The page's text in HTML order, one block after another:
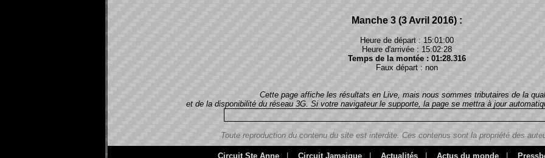
Manche 3 (3 Avril 2016) :
Heure de départ : 15:01:00
Heure d'arrivée : 15:02:28
Temps de la montée : 01:28.316
Faux départ : non
Cette page affiche les résultats en Live, mais nous sommes tributaires de la
et de la disponibilité du réseau 3G. Si votre navigateur le supporte, la page se mettra à jour
Toute reproduction du contenu du site est interdite. Ces contenus sont la propriété des
Circuit Ste Anne Circuit Jamaique Actualités Actus du monde